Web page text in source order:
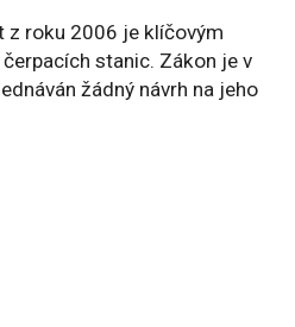
z roku 2006 je klíčovým
stanic. Zákon je v
žádný návrh na jeho